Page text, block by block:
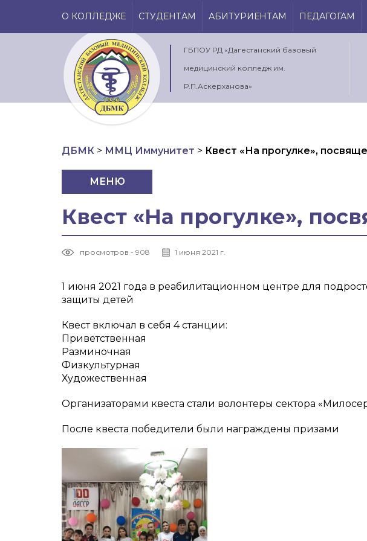
О КОЛЛЕДЖЕ СТУДЕНТАМ АБИТУРИЕНТАМ ПЕДАГОГАМ
ГБПОУ РД «Дагестанский базовый
медицинский колледж им.
Р.П.Аскерханова»
ДБМК > ММЦ Иммунитет > Квест «На прогулке»,
МЕНЮ
Квест «На прогулке»,
просмотров - 908 1 июня 2021 г.
1 июня 2021 года в реабилитационном центре для
защиты детей
Квест включал в себя 4 станции:
Приветственная
Разминочная
Физкультурная
Художественная
Организаторами квеста стали волонтеры сектора
После квеста победители были награждены призами